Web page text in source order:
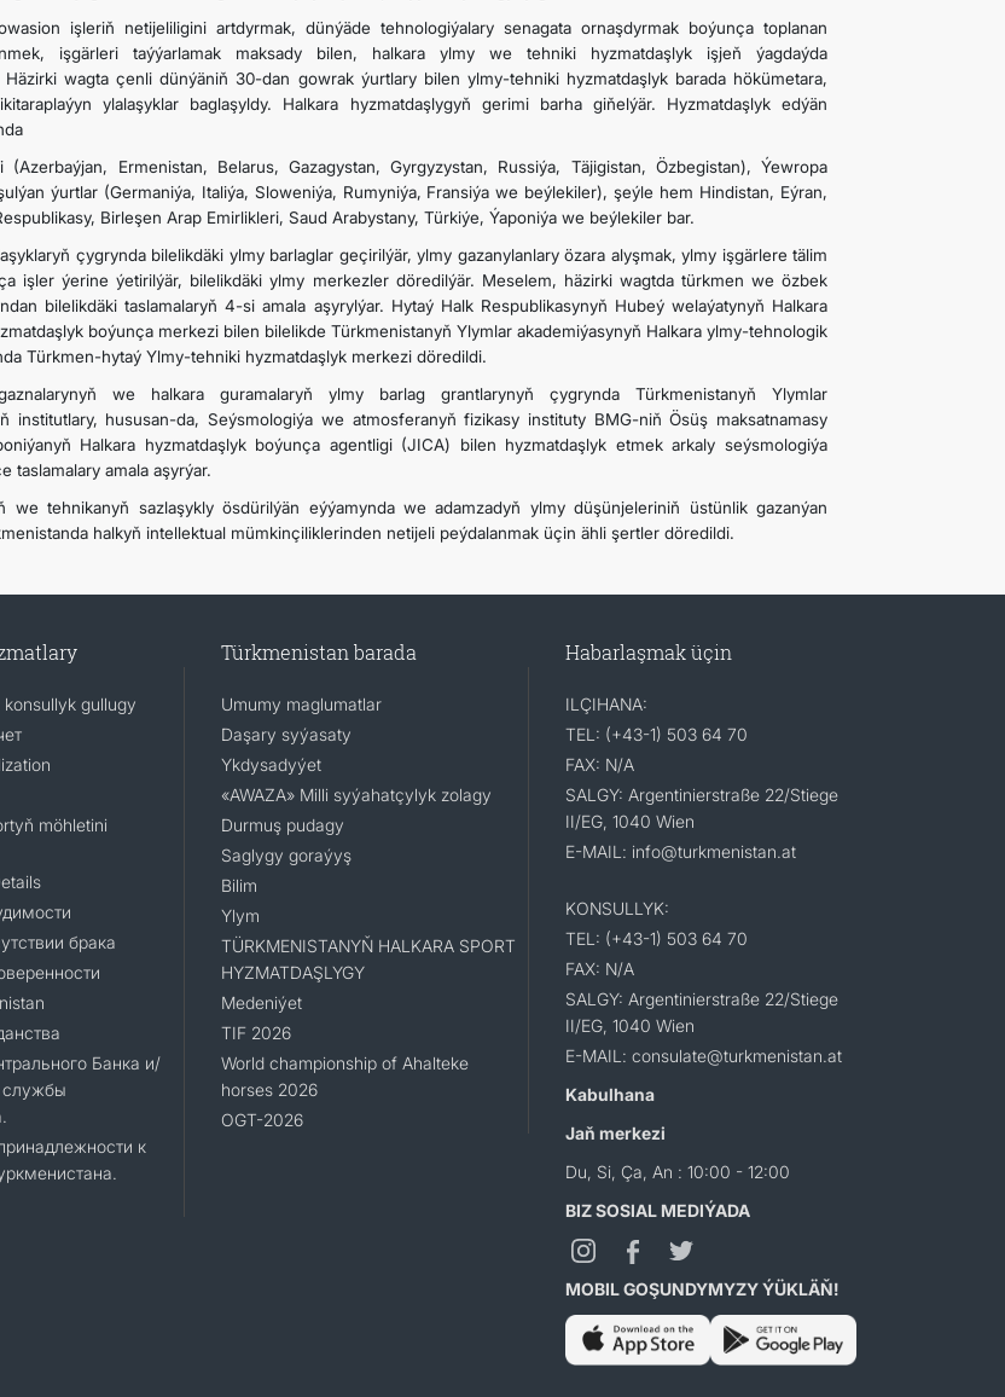
işleriň netijeliligini artdyrmak, dünýäde tehnologiýalary senagata ornaşdyrmak boýunça toplanan
işgärleri taýýarlamak maksady bilen, halkara ylmy we tehniki hyzmatdaşlyk işjeň ýagdaýda
Häzirki wagta çenli dünýäniň 30-dan gowrak ýurtlary bilen ylmy-tehniki hyzmatdaşlyk barada hökümetara,
ylalaşyklar baglaşyldy. Halkara hyzmatdaşlygyň gerimi barha giňelýär. Hyzmatdaşlyk edýän
(Azerbaýjan, Ermenistan, Belarus, Gazagystan, Gyrgyzystan, Russiýa, Täjigistan, Özbegistan), Ýewropa
ýurtlar (Germaniýa, Italiýa, Sloweniýa, Rumyniýa, Fransiýa we beýlekiler), şeýle hem Hindistan, Eýran,
Birleşen Arap Emirlikleri, Saud Arabystany, Türkiýe, Ýaponiýa we beýlekiler bar.
çygrynda bilelikdäki ylmy barlaglar geçirilýär, ylmy gazanylanlary özara alyşmak, ylmy işgärlere tälim
işler ýerine ýetirilýär, bilelikdäki ylmy merkezler döredilýär. Meselem, häzirki wagtda türkmen we özbek
bilelikdäki taslamalaryň 4-si amala aşyrylýar. Hytaý Halk Respublikasynyň Hubeý welaýatynyň Halkara
boýunça merkezi bilen bilelikde Türkmenistanyň Ylymlar akademiýasynyň Halkara ylmy-tehnologik
Türkmen-hytaý Ylmy-tehniki hyzmatdaşlyk merkezi döredildi.
we halkara guramalaryň ylmy barlag grantlarynyň çygrynda Türkmenistanyň Ylymlar
institutlary, hususan-da, Seýsmologiýa we atmosferanyň fizikasy instituty BMG-niň Ösüş maksatnamasy
Halkara hyzmatdaşlyk boýunça agentligi (JICA) bilen hyzmatdaşlyk etmek arkaly seýsmologiýa
taslamalary amala aşyrýar.
we tehnikanyň sazlaşykly ösdürilýän eýýamynda we adamzadyň ylmy düşünjeleriniň üstünlik gazanýan
halkyň intellektual mümkinçiliklerinden netijeli peýdalanmak üçin ähli şertler döredildi.
gullugy
möhletini
брака
Банка и/
службы
к
Türkmenistan barada
Umumy maglumatlar
Daşary syýasaty
Ykdysadyýet
«AWAZA» Milli syýahatçylyk zolagy
Durmuş pudagy
Saglygy goraýyş
Bilim
Ylym
TÜRKMENISTANYŇ HALKARA SPORT
HYZMATDAŞLYGY
Medeniýet
TIF 2026
World championship of Ahalteke
horses 2026
OGT-2026
Habarlaşmak üçin
ILÇIHANA:
TEL: (+43-1) 503 64 70
FAX: N/A
SALGY: Argentinierstraße 22/Stiege
II/EG, 1040 Wien
E-MAIL: info@turkmenistan.at
KONSULLYK:
TEL: (+43-1) 503 64 70
FAX: N/A
SALGY: Argentinierstraße 22/Stiege
II/EG, 1040 Wien
E-MAIL: consulate@turkmenistan.at
Kabulhana
Jaň merkezi
Du, Si, Ça, An : 10:00 - 12:00
BIZ SOSIAL MEDIÝADA
MOBIL GOŞUNDYMYZY ÝÜKLÄŇ!